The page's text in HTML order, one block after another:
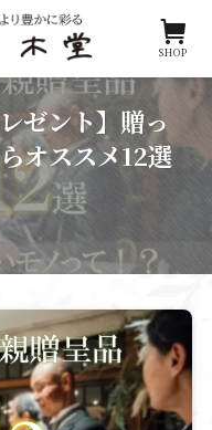
SHOP
ゼント】贈っ
オススメ12選